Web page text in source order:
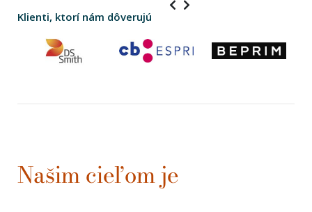
Klienti, ktorí nám dôverujú
Našim cieľom je